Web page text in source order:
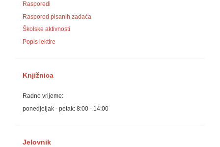
Rasporedi
Raspored pisanih zadaća
Školske aktivnosti
Popis lektire
Knjižnica
Radno vrijeme:
ponedjeljak - petak: 8:00 - 14:00
Jelovnik